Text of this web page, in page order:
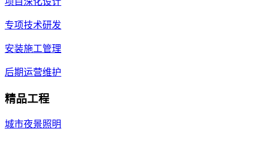
专项技术研发
安装施工管理
后期运营维护
精品工程
城市夜景照明